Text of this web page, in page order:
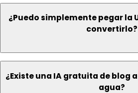
¿Puedo simplemente pegar la
convertirlo?
¿Existe una IA gratuita de blog
agua?